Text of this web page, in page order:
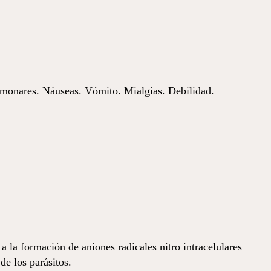
Náuseas. Vómito. Mialgias. Debilidad.
la formación de aniones radicales nitro intracelulares
los parásitos.